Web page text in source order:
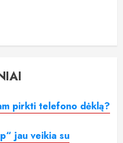
pirkti telefono dėklą?
jau veikia su